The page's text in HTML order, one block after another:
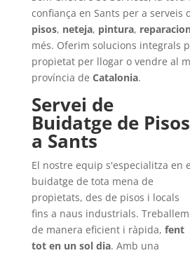
confiança en Sants per a serveis
pisos, neteja, pintura,
més. Oferim solucions integrals
propietat per llogar o vendre al
província de Catalonia.
Servei de
Buidatge de Pisos
a Sants
El nostre equip s'especialitza en
buidatge de tota mena de
propietats, des de pisos i locals
fins a naus industrials. Treballem
de manera eficient i ràpida, fent
tot en un sol dia. Amb una